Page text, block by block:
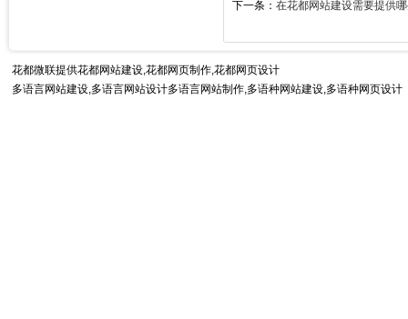
下一条： 在花都网站建设需要提供
花都微联提供花都网站建设,花都网页制作,花都网页设计
多语言网站建设,多语言网站设计多语言网站制作,多语种网站建设,多语种网页设计